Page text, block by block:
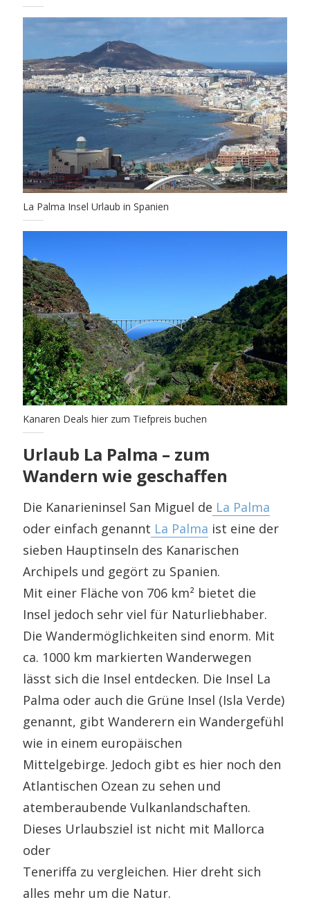
La Palma Insel Urlaub in Spanien
Kanaren Deals hier zum Tiefpreis buchen
Urlaub La Palma – zum
Wandern wie geschaffen
Die Kanarieninsel San Miguel de La Palma
oder einfach genannt La Palma ist eine der
sieben Hauptinseln des Kanarischen
Archipels und gegört zu Spanien.
Mit einer Fläche von 706 km² bietet die
Insel jedoch sehr viel für Naturliebhaber.
Die Wandermöglichkeiten sind enorm. Mit
ca. 1000 km markierten Wanderwegen
lässt sich die Insel entdecken. Die Insel La
Palma oder auch die Grüne Insel (Isla Verde)
genannt, gibt Wanderern ein Wandergefühl
wie in einem europäischen
Mittelgebirge. Jedoch gibt es hier noch den
Atlantischen Ozean zu sehen und
atemberaubende Vulkanlandschaften.
Dieses Urlaubsziel ist nicht mit Mallorca
oder
Teneriffa zu vergleichen. Hier dreht sich
alles mehr um die Natur.